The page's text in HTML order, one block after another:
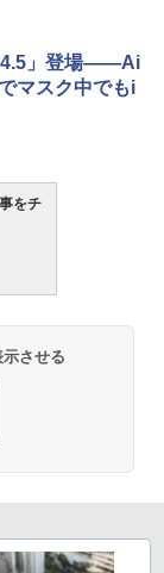
」登場――Ai
マスク中でもi
をチ
させる